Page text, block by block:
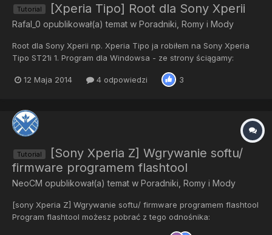
Tutorial [Xperia Tipo] Root dla Sony Xperii
Rafal_0 opublikował(a) temat w Poradniki, Romy i Mody
Root dla Sony Xperii np. Xperia Tipo ja robiłem na Sony Xperia
Tipo ST21i 1. Program dla Windowsa - ze strony ściągamy:
Pro " Free Download " - instalujemy "
12 Maja 2014 4 odpowiedzi 3
Tutorial
[Sony Xperia Z] Wgrywanie softu/
firmware programem flashtool
NeoCM opublikował(a) temat w Poradniki, Romy i Mody
[sony Xperia Z] Wgrywanie softu/ firmware programem flashtool
Program flashtool możesz pobrać z tego odnośnika: